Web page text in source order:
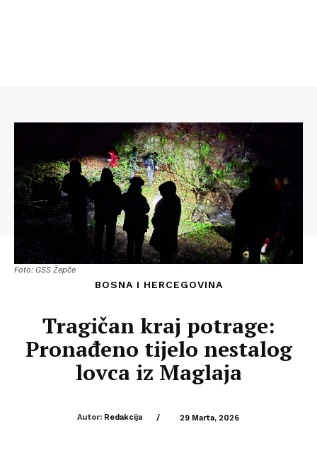
Foto: GSS Žepče
BOSNA I HERCEGOVINA
Tragičan kraj potrage:
Pronađeno tijelo nestalog
lovca iz Maglaja
Autor: Redakcija / 29 Marta, 2026